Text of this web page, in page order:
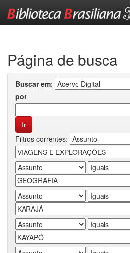
Página de busca
Buscar em:
por
Filtros correntes: